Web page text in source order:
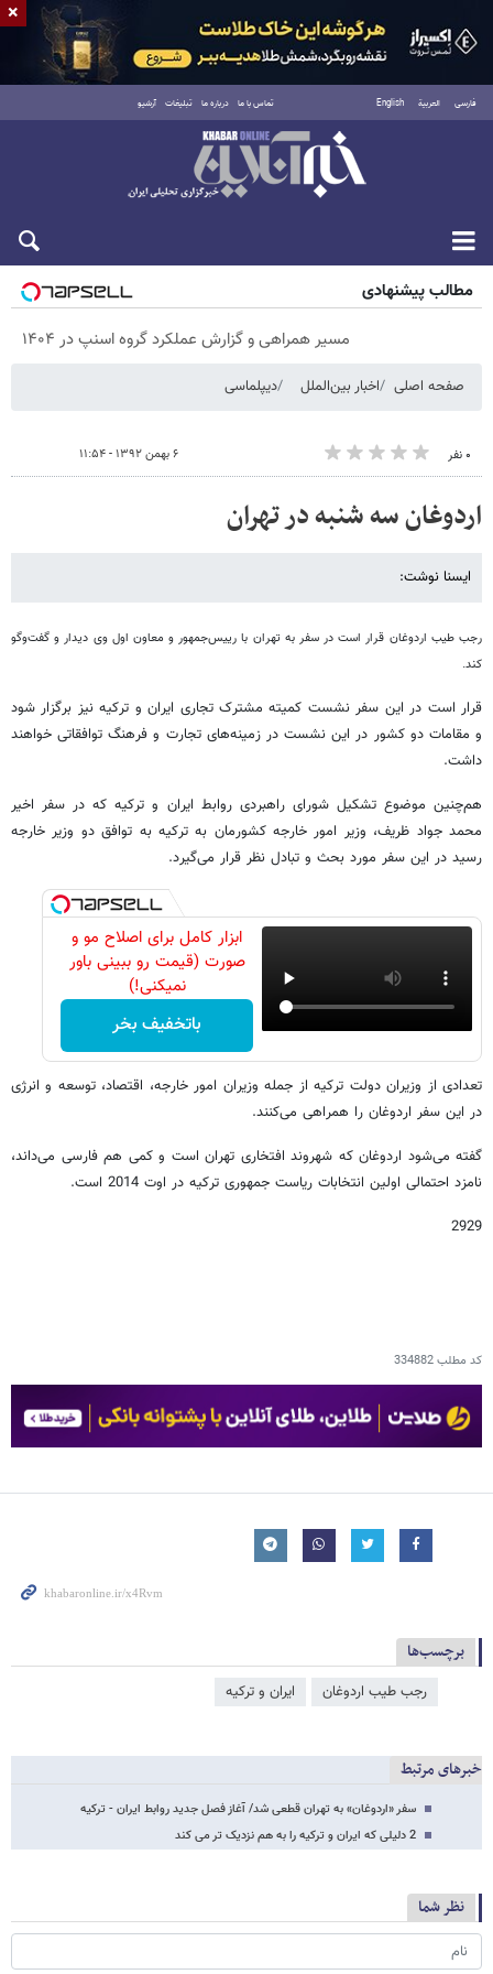
فارسی العربية English تماس با ما درباره ما تبلیغات آرشیو
پنجشنبه ۱۵ مرداد ۱۴۰۵
مطالب پیشنهادی
مسیر همراهی و گزارش عملکرد گروه اسنپ در ۱۴۰۴
صفحه اصلی اخبار بین‌الملل دیپلماسی
۰ نفر ۶ بهمن ۱۳۹۲ - ۱۱:۵۴
اردوغان سه شنبه در تهران
ایسنا نوشت:
رجب طیب اردوغان قرار است در سفر به تهران با رییس‌جمهور و معاون اول وی دیدار و گفت‌وگو
کند.
قرار است در این سفر نشست کمیته مشترک تجاری ایران و ترکیه نیز برگزار شود
و مقامات دو کشور در این نشست در زمینه‌های تجارت و فرهنگ توافقاتی خواهند
داشت.
هم‌چنین موضوع تشکیل شورای راهبردی روابط ایران و ترکیه که در سفر اخیر
محمد جواد ظریف، وزیر امور خارجه کشورمان به ترکیه به توافق دو وزیر خارجه
رسید در این سفر مورد بحث و تبادل نظر قرار می‌گیرد.
ابزار کامل برای اصلاح مو و
صورت (قیمت رو ببینی باور
نمیکنی!)
باتخفیف بخر
تعدادی از وزیران دولت ترکیه از جمله وزیران امور خارجه، اقتصاد، توسعه و انرژی
در این سفر اردوغان را همراهی می‌کنند.
گفته می‌شود اردوغان که شهروند افتخاری تهران است و کمی هم فارسی می‌داند،
نامزد احتمالی اولین انتخابات ریاست جمهوری ترکیه در اوت 2014 است.
2929
کد مطلب334882
برچسب‌ها
رجب طیب اردوغان ایران و ترکیه
خبرهای مرتبط
سفر «اردوغان» به تهران قطعی شد/ آغاز فصل جدید روابط ایران - ترکیه
2 دلیلی که ایران و ترکیه را به هم نزدیک تر می کند
نظر شما
×